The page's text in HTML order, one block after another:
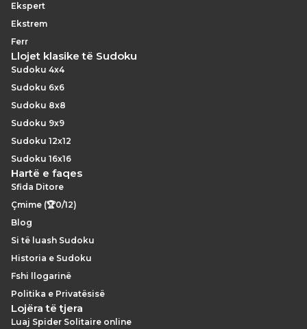
Ekspert
Ekstrem
Ferr
Llojet klasike të Sudoku
Sudoku 4x4
Sudoku 6x6
Sudoku 8x8
Sudoku 9x9
Sudoku 12x12
Sudoku 16x16
Hartë e faqes
Sfida Ditore
Çmime (🏆0/12)
Blog
Si të luash Sudoku
Historia e Sudoku
Fshi llogarinë
Politika e Privatësisë
Lojëra të tjera
Luaj Spider Solitaire online